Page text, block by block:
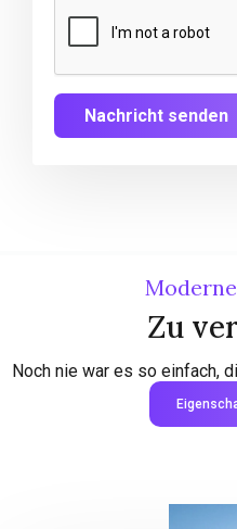
Nachricht senden
Zu
Noch nie war es so einfach,